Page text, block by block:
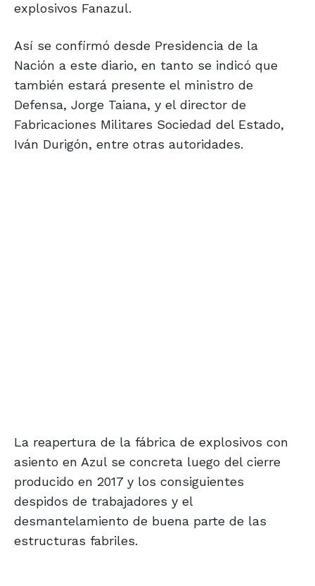
explosivos Fanazul.
Así se confirmó desde Presidencia de la
Nación a este diario, en tanto se indicó que
también estará presente el ministro de
Defensa, Jorge Taiana, y el director de
Fabricaciones Militares Sociedad del Estado,
Iván Durigón, entre otras autoridades.
La reapertura de la fábrica de explosivos con
asiento en Azul se concreta luego del cierre
producido en 2017 y los consiguientes
despidos de trabajadores y el
desmantelamiento de buena parte de las
estructuras fabriles.